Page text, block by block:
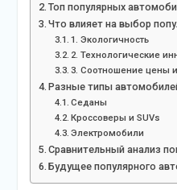
Топ популярных
Что влияет на выбор
1. Экологичность
2. Технологические
3. Соотношение цены и
Разные типы
Седаны
Кроссоверы и SUVs
Электромобили
Сравнительный анализ
Будущее популярного